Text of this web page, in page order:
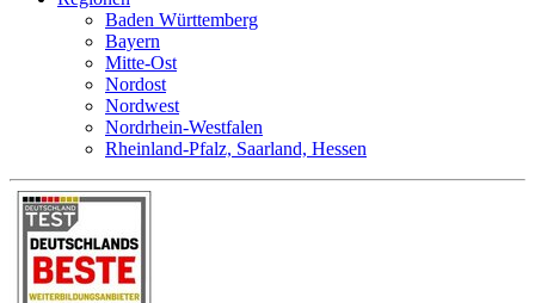
Baden Württemberg
Bayern
Mitte-Ost
Nordost
Nordwest
Nordrhein-Westfalen
Rheinland-Pfalz, Saarland, Hessen